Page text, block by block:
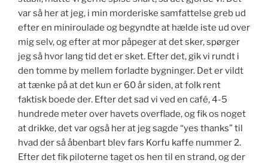
var så her at jeg, i min morderiske samfattelse greb ud
efter en miniroulade og begyndte at hælde iste ud over
mig selv, og efter at mor påpeger at det sker, spørger
jeg så hvor lang tid det er sket. Efter det, gik vi rundt i
den tomme by mellem forladte bygninger. Det er vildt
at tænke på at det kun er 60 år siden, at folk rent
faktisk boede der. Efter det sad vi ved en café, 4-5
hundrede meter over havets overflade, og fik os noget
at drikke, det var også her at jeg sagde “yes thanks” til
hvad der så åbenbart blev fars Korfu kaffe nummer 2.
Efter det fik piloterne taget os hen til en strand, og der